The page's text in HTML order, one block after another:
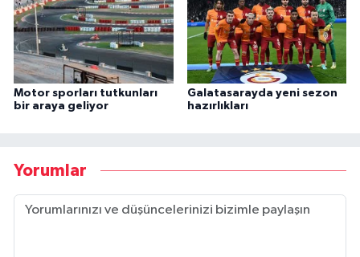
Motor sporları tutkunları
bir araya geliyor
Galatasarayda yeni sezon
hazırlıkları
Yorumlar